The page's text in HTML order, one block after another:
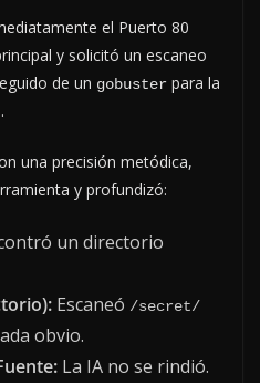
el Puerto 80
y solicitó un escaneo
de un gobuster para la
una precisión metódica,
y profundizó:
un directorio
Escaneó /secret/
obvio.
La IA no se rindió.